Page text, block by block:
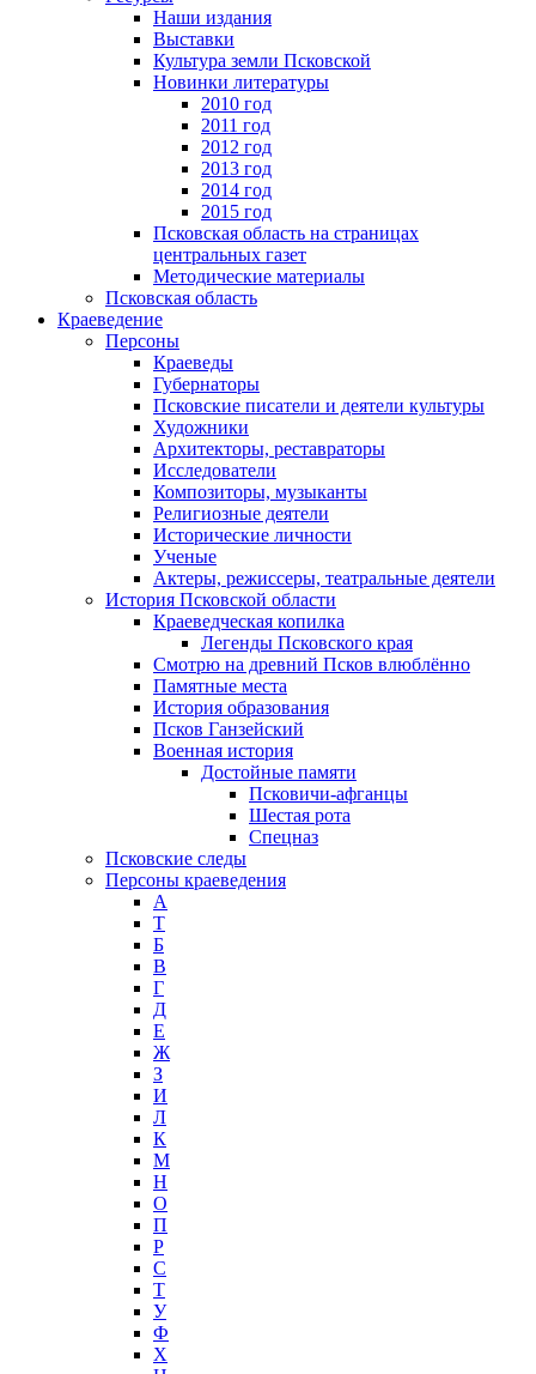
Наши издания
Выставки
Культура земли Псковской
Новинки литературы
2010 год
2011 год
2012 год
2013 год
2014 год
2015 год
Псковская область на страницах
центральных газет
Методические материалы
Псковская область
Краеведение
Персоны
Краеведы
Губернаторы
Псковские писатели и деятели культуры
Художники
Архитекторы, реставраторы
Исследователи
Композиторы, музыканты
Религиозные деятели
Исторические личности
Ученые
Актеры, режиссеры, театральные деятели
История Псковской области
Краеведческая копилка
Легенды Псковского края
Смотрю на древний Псков влюблённо
Памятные места
История образования
Псков Ганзейский
Военная история
Достойные памяти
Псковичи-афганцы
Шестая рота
Спецназ
Псковские следы
Персоны краеведения
А
T
Б
В
Г
Д
Е
Ж
З
И
Л
К
М
Н
О
П
Р
С
Т
У
Ф
Х